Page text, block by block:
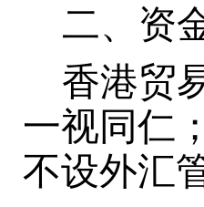
二、资
香港贸
一视同仁
不设外汇